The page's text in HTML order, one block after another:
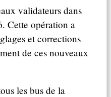
validateurs dans
Cette opération a
et corrections
de ces nouveaux
les bus de la